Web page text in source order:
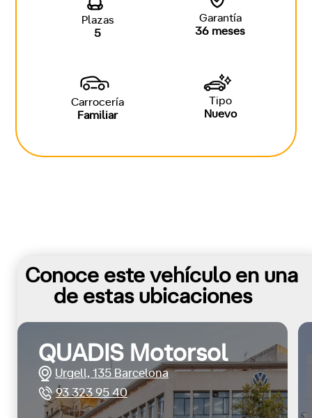
Plazas
5
Garantía
36 meses
Carrocería
Familiar
Tipo
Nuevo
Conoce este vehículo en una
de estas ubicaciones
QUADIS Motorsol
Urgell, 135 Barcelona
93 323 95 40